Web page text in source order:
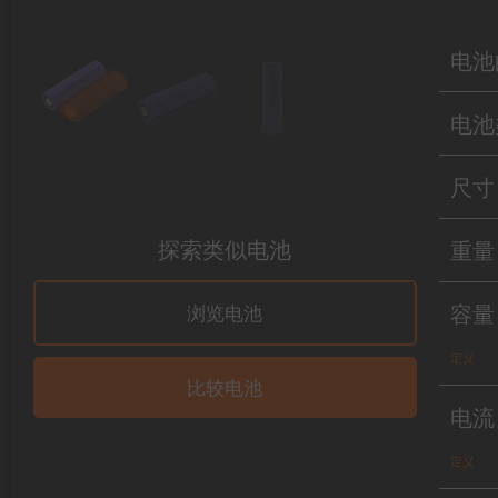
探索类似电池
浏览电池
比较电池
电
电
尺寸
重量
容量
定义
电流
定义